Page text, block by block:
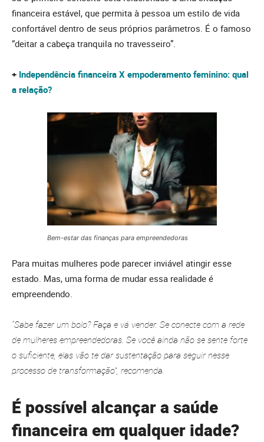
financeira estável, que permita à pessoa um estilo de vida
confortável dentro de seus próprios parâmetros. É o famoso
“deitar a cabeça tranquila no travesseiro”.
+ Independência financeira X empoderamento feminino: qual
a relação?
Bem-estar das finanças para empreendedoras
Para muitas mulheres pode parecer inviável atingir esse
estado. Mas, uma forma de mudar essa realidade é
empreendendo.
“Sabe fazer um bolo? Faça e vá vender. Se conecte com a rede
de mulheres empreendedoras. Se você ainda não se sente forte
o suficiente, elas vão te dar sustentação para seguir nesse
processo de transformação”, recomenda.
É possível alcançar a saúde
financeira em qualquer idade?